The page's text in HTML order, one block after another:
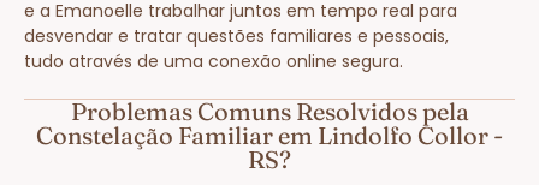
e a Emanoelle trabalhar juntos em tempo real para
desvendar e tratar questões familiares e pessoais,
tudo através de uma conexão online segura.
Problemas Comuns Resolvidos pela
Constelação Familiar em Lindolfo Collor -
RS?